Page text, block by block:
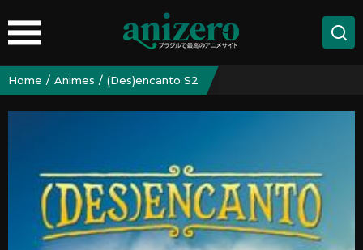
Home Animes (Des)encanto S2